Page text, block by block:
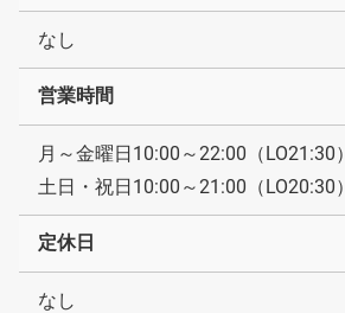
なし
営業時間
月～金曜日10:00～22:00（LO21:30）
土日・祝日10:00～21:00（LO20:30）
定休日
なし